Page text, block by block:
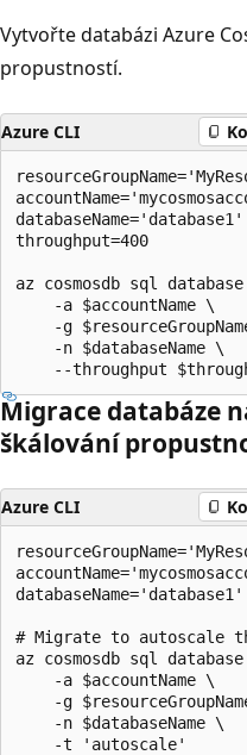
Vytvořte databázi Azure
propustností.
Azure CLI
databaseName='database1'
throughput=400
az cosmosdb sql
    -a $accountName \
-g
    -n $databaseName \
Migrace databáze
škálování
Azure CLI
databaseName='database1'
# Migrate to autoscale
az cosmosdb sql
    -a $accountName \
-g
    -n $databaseName \
    -t 'autoscale'